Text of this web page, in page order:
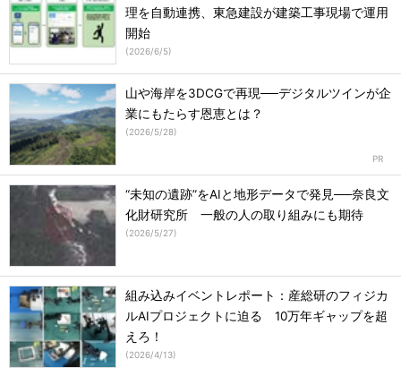
理を自動連携、東急建設が建築工事現場で運用
開始
(2026/6/5)
山や海岸を3DCGで再現──デジタルツインが企
業にもたらす恩恵とは？
(2026/5/28)
“未知の遺跡”をAIと地形データで発見──奈良文
化財研究所 一般の人の取り組みにも期待
(2026/5/27)
組み込みイベントレポート：産総研のフィジカ
ルAIプロジェクトに迫る 10万年ギャップを超
えろ！
(2026/4/13)